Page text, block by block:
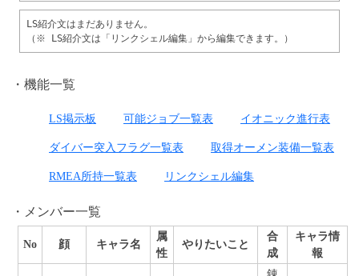
LS紹介文はまだありません。
機能一覧
LS掲示板 可能ジョブ一覧表 イオニック進行表
ダイバー突入フラグ一覧表 取得オーメン装備一覧表
RMEA所持一覧表 リンクシェル編集
メンバー一覧
No 顔 キャラ名
属
性
やりたいこと
合
成
キャラ情
報